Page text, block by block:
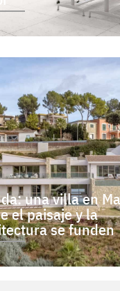
una villa en
el paisaje y la
se funden